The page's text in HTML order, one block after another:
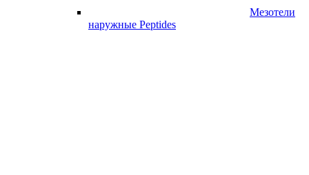
Мезотели
наружные Peptides